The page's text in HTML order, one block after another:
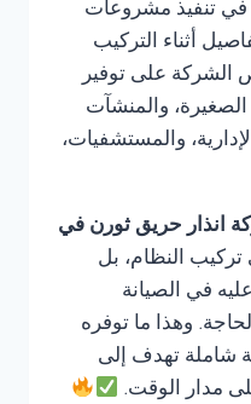
في تنفيذ مشروعات
أثناء التركيب
الشركة على توفير
والمنشآت
والمستشفيات،
انذار حريق ثورن في
تركيب النظام، بل
في الصيانة
وهذا ما توفره
شاملة تهدف إلى
مدار الوقت.